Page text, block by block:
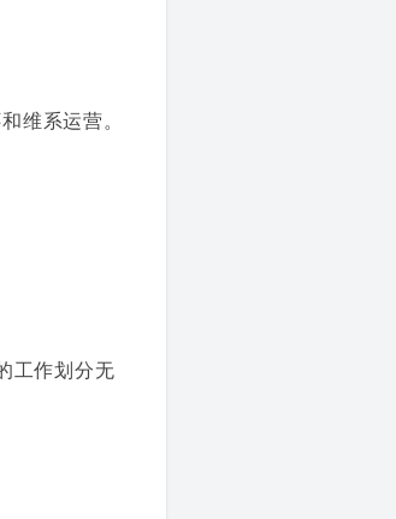
维系运营。
工作划分无